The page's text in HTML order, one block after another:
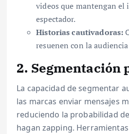
videos que mantengan el
espectador.
Historias cautivadoras:
resuenen con la
2. Segmentación
La capacidad de segmentar
las marcas enviar mensajes
reduciendo la probabilidad
hagan zapping.